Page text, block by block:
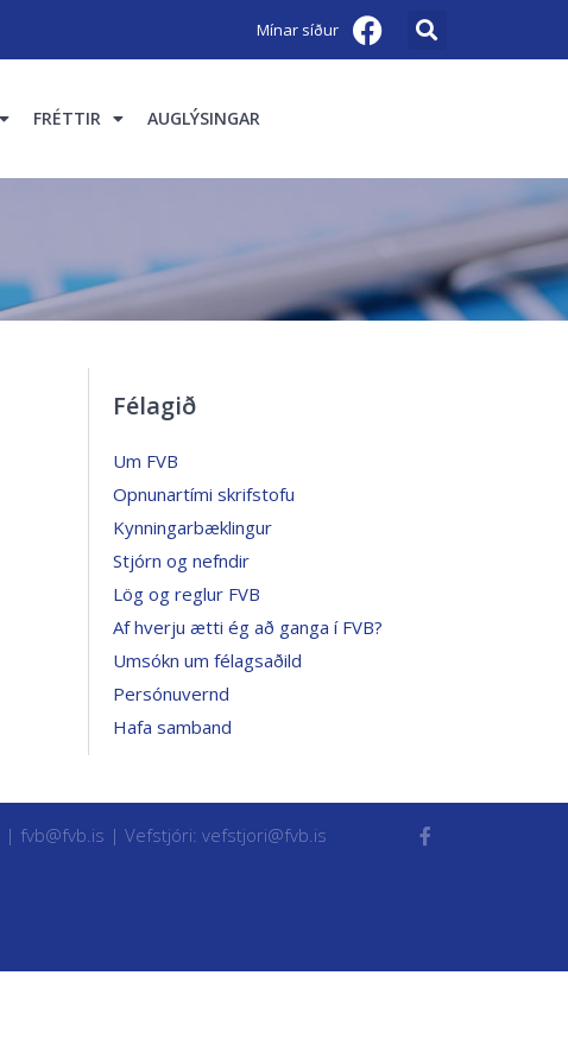
Mínar síður
FRÉTTIR AUGLÝSINGAR
Félagið
Um FVB
Opnunartími skrifstofu
Kynningarbæklingur
Stjórn og nefndir
Lög og reglur FVB
Af hverju ætti ég að ganga í FVB?
Umsókn um félagsaðild
Persónuvernd
Hafa samband
| fvb@fvb.is | Vefstjóri: vefstjori@fvb.is